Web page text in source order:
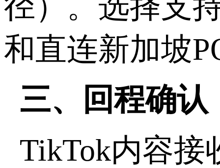
和直连新加坡
三、回程确认
TikTok内容接